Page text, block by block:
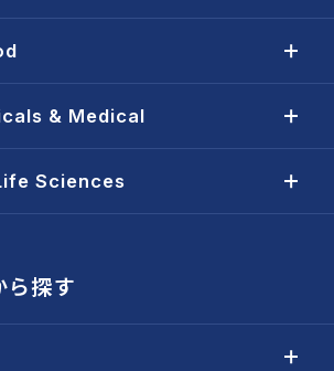
& Medical
Sciences
ら探す